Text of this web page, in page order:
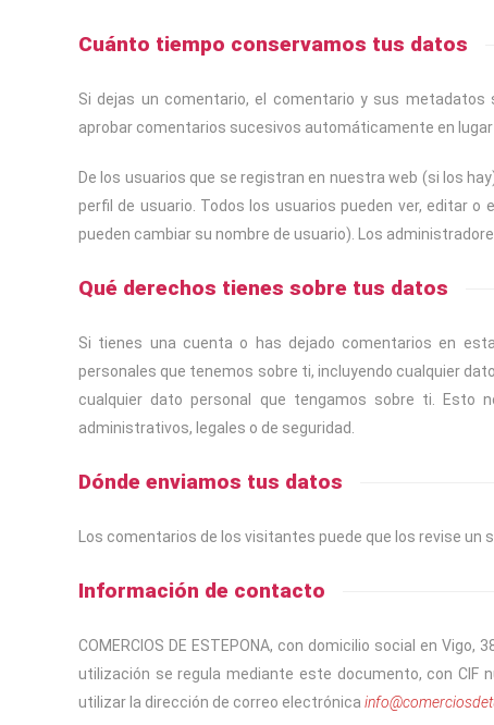
Cuánto tiempo conservamos tus datos
Si dejas un comentario, el comentario y sus
aprobar comentarios sucesivos automáticamente en
De los usuarios que se registran en nuestra web (si los
perfil de usuario. Todos los usuarios pueden ver, editar
pueden cambiar su nombre de usuario). Los
Qué derechos tienes sobre tus datos
Si tienes una cuenta o has dejado comentarios en
personales que tenemos sobre ti, incluyendo cualquier
cualquier dato personal que tengamos sobre ti. Esto
administrativos, legales o de seguridad.
Dónde enviamos tus datos
Los comentarios de los visitantes puede que los revise
Información de contacto
COMERCIOS DE ESTEPONA, con domicilio social en
utilización se regula mediante este documento, con CIF
utilizar la dirección de correo electrónica